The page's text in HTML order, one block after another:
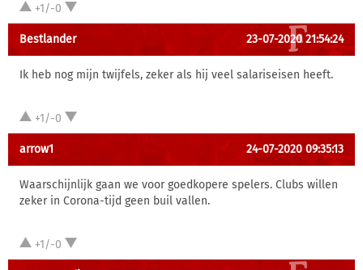
+1/-0
Bestlander 23-07-2020 21:54:24
Ik heb nog mijn twijfels, zeker als hij veel salariseisen heeft.
+1/-0
arrow1 24-07-2020 09:35:13
Waarschijnlijk gaan we voor goedkopere spelers. Clubs willen
zeker in Corona-tijd geen buil vallen.
+1/-0